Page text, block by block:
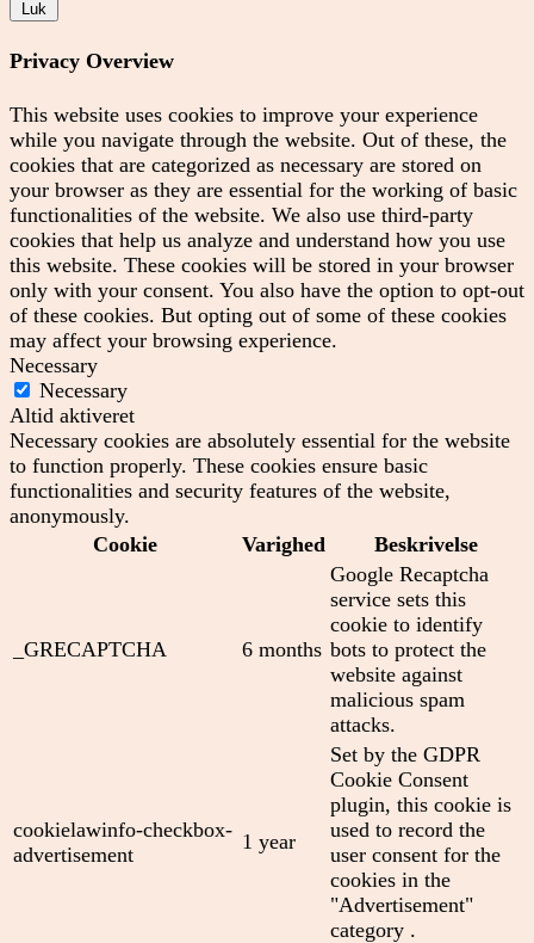
Luk
Privacy Overview
This website uses cookies to improve your experience
while you navigate through the website. Out of these, the
cookies that are categorized as necessary are stored on
your browser as they are essential for the working of basic
functionalities of the website. We also use third-party
cookies that help us analyze and understand how you use
this website. These cookies will be stored in your browser
only with your consent. You also have the option to opt-out
of these cookies. But opting out of some of these cookies
may affect your browsing experience.
Necessary
Necessary
Altid aktiveret
Necessary cookies are absolutely essential for the website
to function properly. These cookies ensure basic
functionalities and security features of the website,
anonymously.
Cookie
Varighed Beskrivelse
_GRECAPTCHA 6 months
Google Recaptcha
service sets this
cookie to identify
bots to protect the
website against
malicious spam
attacks.
cookielawinfo-checkbox-
advertisement
1 year
Set by the GDPR
Cookie Consent
plugin, this cookie is
used to record the
user consent for the
cookies in the
"Advertisement"
category .